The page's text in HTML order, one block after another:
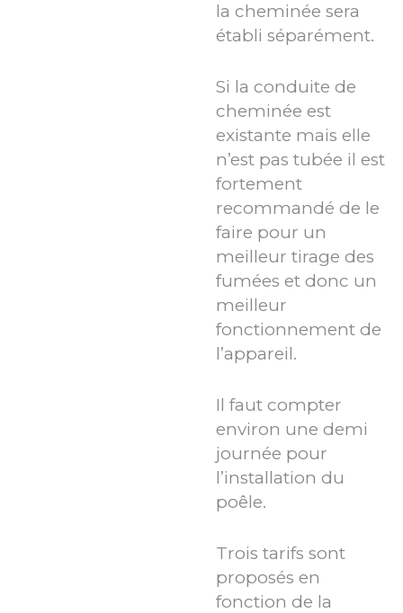
la cheminée sera
établi séparément.
Si la conduite de
cheminée est
existante mais elle
n’est pas tubée il est
fortement
recommandé de le
faire pour un
meilleur tirage des
fumées et donc un
meilleur
fonctionnement de
l’appareil.
Il faut compter
environ une demi
journée pour
l’installation du
poêle.
Trois tarifs sont
proposés en
fonction de la